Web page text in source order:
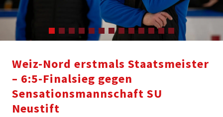
Weiz-Nord erstmals Staatsmeister
– 6:5-Finalsieg gegen
Sensationsmannschaft SU
Neustift